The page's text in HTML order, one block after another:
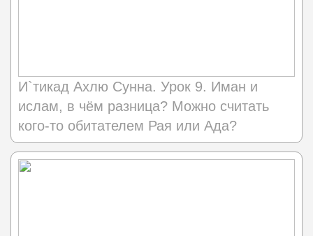
И`тикад Ахлю Сунна. Урок 9. Иман и
ислам, в чём разница? Можно считать
кого-то обитателем Рая или Ада?